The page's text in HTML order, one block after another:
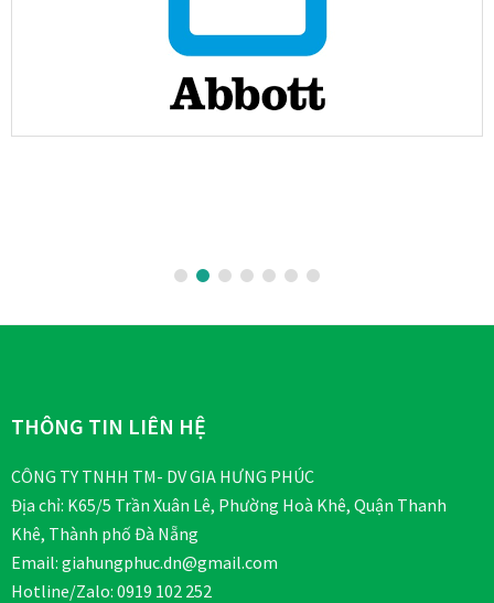
Footer
THÔNG TIN LIÊN HỆ
CÔNG TY TNHH TM- DV GIA HƯNG PHÚC
Địa chỉ: K65/5 Trần Xuân Lê, Phường Hoà Khê, Quận Thanh
Khê, Thành phố Đà Nẵng
Email: giahungphuc.dn@gmail.com
Hotline/Zalo: 0919 102 252